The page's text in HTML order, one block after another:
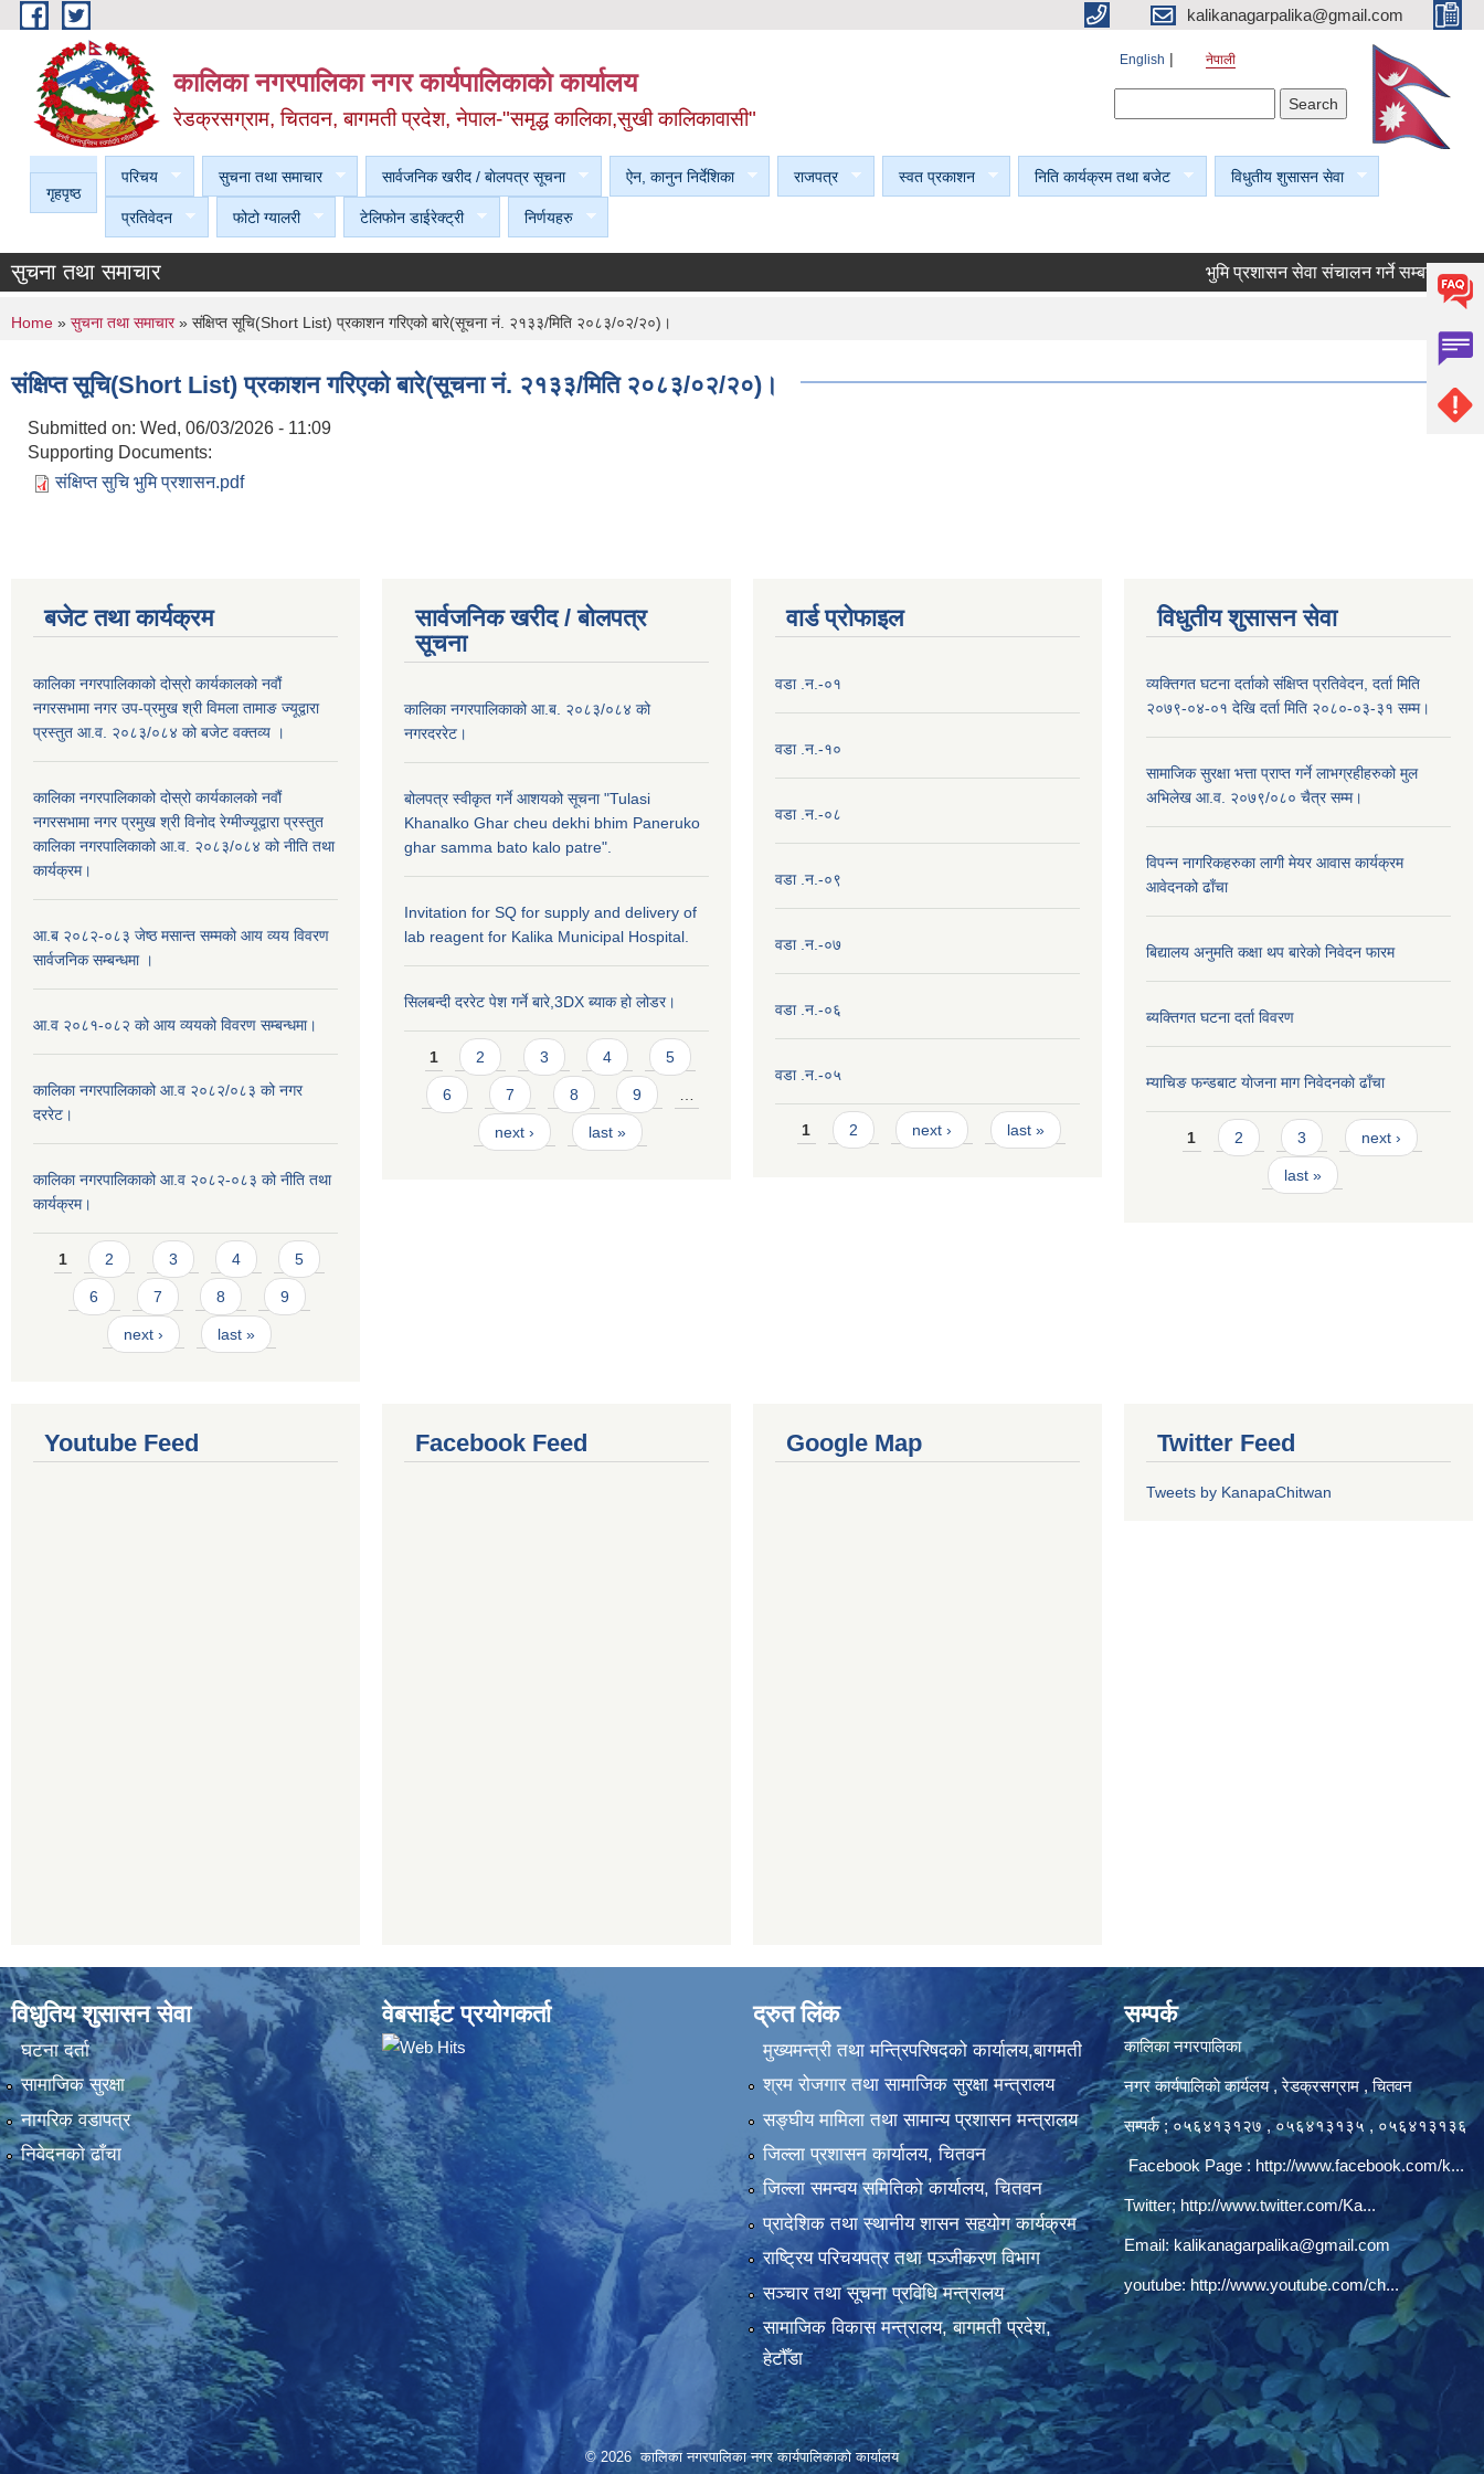
Skip to main content kalikanagarpalika@gmail.com
कालिका नगरपालिका नगर कार्यपालिकाकाे कार्यालय
रेडक्रसग्राम, चितवन, बागमती प्रदेश, नेपाल-"समृद्ध कालिका,सुखी कालिकावासी"
English नेपाली
गृहपृष्ठ
परिचय सुचना तथा समाचार सार्वजनिक खरीद / बाेलपत्र सूचना ऐन, कानुन निर्देशिका राजपत्र स्वत प्रकाशन निति कार्यक्रम तथा बजेट विधुतीय शुसासन सेवा
प्रतिवेदन फोटो ग्यालरी टेलिफोन डाईरेक्ट्री निर्णयहरु
सुचना तथा समाचार भुमि प्रशासन सेवा संचालन गर्ने सम्बन्धी सूचना।
You are here
Home » सुचना तथा समाचार» संक्षिप्त सूचि(Short List) प्रकाशन गरिएको बारे(सूचना नं. २१३३/मिति २०८३/०२/२०)।
संक्षिप्त सूचि(Short List) प्रकाशन गरिएको बारे(सूचना नं. २१३३/मिति २०८३/०२/२०)।
Submitted on: Wed, 06/03/2026 - 11:09
Supporting Documents:
संक्षिप्त सुचि भुमि प्रशासन.pdf
बजेट तथा कार्यक्रम
कालिका नगरपालिकाको दोस्रो कार्यकालको नवौं
नगरसभामा नगर उप-प्रमुख श्री विमला तामाङ ज्यूद्वारा
प्रस्तुत आ.व. २०८३/०८४ को बजेट वक्तव्य ।
कालिका नगरपालिकाको दोस्रो कार्यकालको नवौं
नगरसभामा नगर प्रमुख श्री विनोद रेग्मीज्यूद्वारा प्रस्तुत
कालिका नगरपालिकाको आ.व. २०८३/०८४ को नीति तथा
कार्यक्रम।
आ.ब २०८२-०८३ जेष्ठ मसान्त सम्मको आय व्यय विवरण
सार्वजनिक सम्बन्धमा ।
आ.व २०८१-०८२ को आय व्ययको विवरण सम्बन्धमा।
कालिका नगरपालिकाको आ.व २०८२/०८३ को नगर
दररेट।
कालिका नगरपालिकाको आ.व २०८२-०८३ को नीति तथा
कार्यक्रम।
Pages
1 2 3 4 5
6 7 8 9
next › last »
सार्वजनिक खरीद / बाेलपत्र
सूचना
कालिका नगरपालिकाको आ.ब. २०८३/०८४ को
नगरदररेट।
बोलपत्र स्वीकृत गर्ने आशयको सूचना "Tulasi
Khanalko Ghar cheu dekhi bhim Paneruko
ghar samma bato kalo patre".
Invitation for SQ for supply and delivery of
lab reagent for Kalika Municipal Hospital.
सिलबन्दी दररेट पेश गर्ने बारे,3DX ब्याक हो लोडर।
Pages
1 2 3 4 5
6 7 8 9
next › last »
वार्ड प्राेफाइल
वडा .न.-०१
वडा .न.-१०
वडा .न.-०८
वडा .न.-०९
वडा .न.-०७
वडा .न.-०६
वडा .न.-०५
Pages
1 2 next › last »
विधुतीय शुसासन सेवा
व्यक्तिगत घटना दर्ताको संक्षिप्त प्रतिवेदन, दर्ता मिति
२०७९-०४-०१ देखि दर्ता मिति २०८०-०३-३१ सम्म।
सामाजिक सुरक्षा भत्ता प्राप्त गर्ने लाभग्रहीहरुको मुल
अभिलेख आ.व. २०७९/०८० चैत्र सम्म।
विपन्न नागरिकहरुका लागी मेयर आवास कार्यक्रम
आवेदनको ढाँचा
बिद्यालय अनुमति कक्षा थप बारेकाे निवेदन फारम
ब्यक्तिगत घटना दर्ता विवरण
म्याचिङ फन्डबाट याेजना माग निवेदनकाे ढाँचा
Pages
1 2 3 next ›
last »
Youtube Feed Facebook Feed Google Map Twitter Feed
Tweets by KanapaChitwan
विधुतिय शुसासन सेवा
घटना दर्ता
सामाजिक सुरक्षा
नागरिक वडापत्र
निवेदनकाे ढाँचा
वेबसाईट प्रयोगकर्ता द्रुत लिंक
मुख्यमन्त्री तथा मन्त्रिपरिषदको कार्यालय,बागमती
श्रम रोजगार तथा सामाजिक सुरक्षा मन्त्रालय
सङ्‍घीय मामिला तथा सामान्य प्रशासन मन्त्रालय
जिल्ला प्रशासन कार्यालय, चितवन
जिल्ला समन्वय समितिको कार्यालय, चितवन
प्रादेशिक तथा स्थानीय शासन सहयोग कार्यक्रम
राष्ट्रिय परिचयपत्र तथा पञ्‍जीकरण विभाग
सञ्‍चार तथा सूचना प्रविधि मन्त्रालय
सामाजिक विकास मन्त्रालय, बागमती प्रदेश,
हेटौँडा
सम्पर्क
कालिका नगरपालिका
नगर कार्यपालिकाे कार्यलय‍ , रेडक्रसग्राम , चितवन
सम्पर्क ; ०५६४१३१२७ , ०५६४१३१३५ , ०५६४१३१३६
Facebook Page : http://www.facebook.com/k...
Twitter; http://www.twitter.com/Ka...
Email:kalikanagarpalika@gmail.com
youtube: http://www.youtube.com/ch...
© 2026 कालिका नगरपालिका नगर कार्यपालिकाकाे कार्यालय